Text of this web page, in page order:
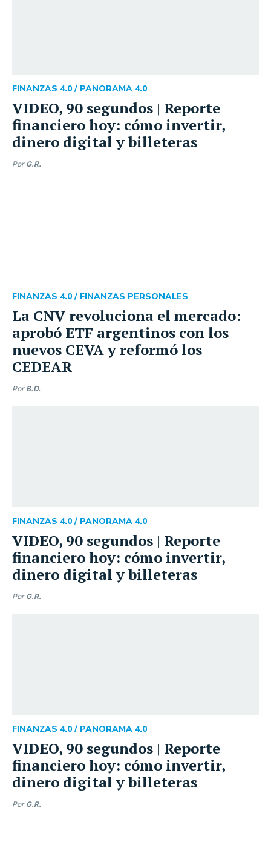
VIDEO, 90 segundos | Reporte
financiero hoy: cómo invertir,
dinero digital y billeteras
FINANZAS 4.0 / PANORAMA 4.0
Por G.R.
La CNV revoluciona el mercado:
aprobó ETF argentinos con los
nuevos CEVA y reformó los
CEDEAR
FINANZAS 4.0 / FINANZAS PERSONALES
Por B.D.
VIDEO, 90 segundos | Reporte
financiero hoy: cómo invertir,
dinero digital y billeteras
FINANZAS 4.0 / PANORAMA 4.0
Por G.R.
VIDEO, 90 segundos | Reporte
financiero hoy: cómo invertir,
dinero digital y billeteras
FINANZAS 4.0 / PANORAMA 4.0
Por G.R.